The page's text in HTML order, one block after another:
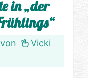
in „der
von
Vicki